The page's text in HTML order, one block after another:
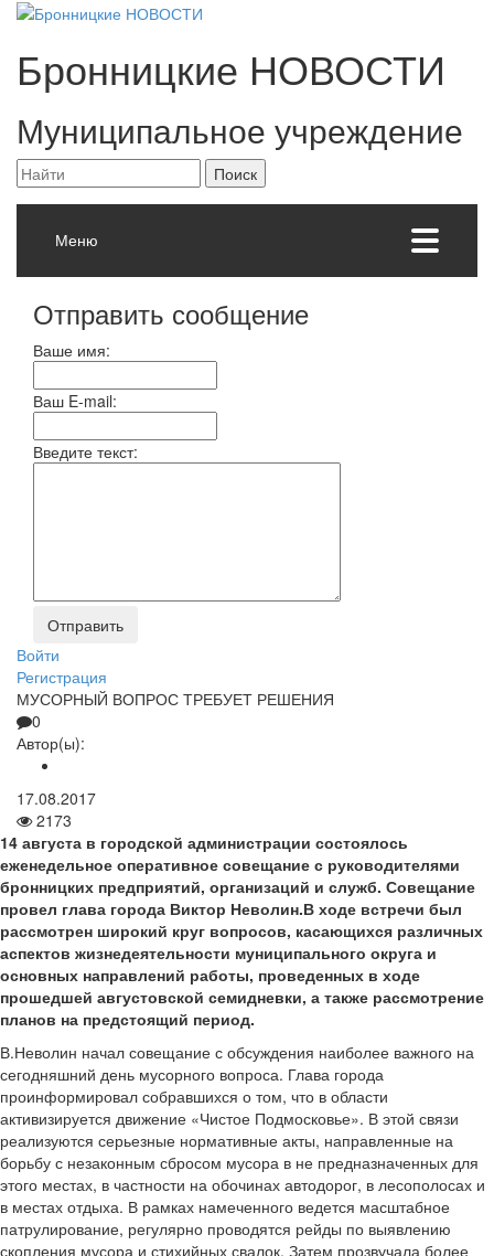
Бронницкие НОВОСТИ
Муниципальное учреждение
Меню
Отправить сообщение
Ваше имя:
Ваш E-mail:
Введите текст:
Войти
Регистрация
МУСОРНЫЙ ВОПРОС ТРЕБУЕТ РЕШЕНИЯ
0
Автор(ы):
17.08.2017
2173
14 августа в городской администрации состоялось
еженедельное оперативное совещание с руководителями
бронницких предприятий, организаций и служб. Совещание
провел глава города Виктор Неволин.В ходе встречи был
рассмотрен широкий круг вопросов, касающихся различных
аспектов жизнедеятельности муниципального округа и
основных направлений работы, проведенных в ходе
прошедшей августовской семидневки, а также рассмотрение
планов на предстоящий период.
В.Неволин начал совещание с обсуждения наиболее важного на
сегодняшний день мусорного вопроса. Глава города
проинформировал собравшихся о том, что в области
активизируется движение «Чистое Подмосковье». В этой связи
реализуются серьезные нормативные акты, направленные на
борьбу с незаконным сбросом мусора в не предназначенных для
этого местах, в частности на обочинах автодорог, в лесополосах и
в местах отдыха. В рамках намеченного ведется масштабное
патрулирование, регулярно проводятся рейды по выявлению
скопления мусора и стихийных свалок. Затем прозвучала более